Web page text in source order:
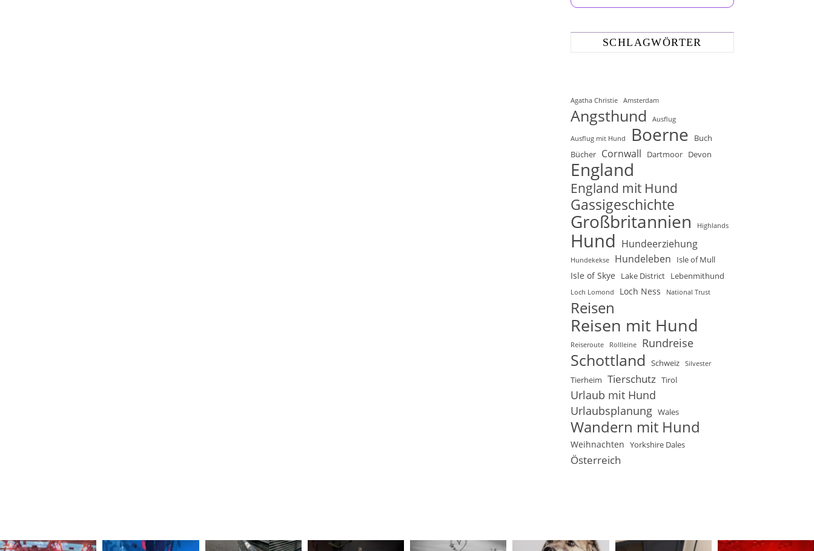
SCHLAGWÖRTER
Agatha Christie Amsterdam
Angsthund Ausflug
Ausflug mit Hund Boerne
Buch
Bücher Cornwall Dartmoor Devon
England
England mit Hund
Gassigeschichte
Großbritannien Highlands
Hund Hundeerziehung
Hundekekse Hundeleben Isle of Mull
Isle of Skye Lake District Lebenmithund
Loch Lomond Loch Ness National Trust
Reisen
Reisen mit Hund
Reiseroute Rollleine Rundreise
Schottland Schweiz Silvester
Tierheim Tierschutz Tirol
Urlaub mit Hund
Urlaubsplanung Wales
Wandern mit Hund
Weihnachten Yorkshire Dales
Österreich